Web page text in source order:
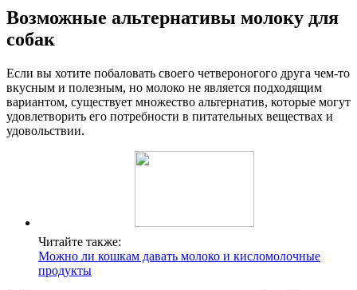
Возможные альтернативы молоку для
собак
Если вы хотите побаловать своего четвероногого друга чем-то
вкусным и полезным, но молоко не является подходящим
вариантом, существует множество альтернатив, которые могут
удовлетворить его потребности в питательных веществах и
удовольствии.
Читайте также:
Можно ли кошкам давать молоко и кисломолочные
продукты